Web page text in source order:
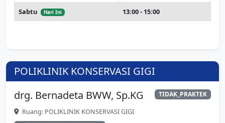
Sabtu Hari Ini 13:00 - 15:00
POLIKLINIK KONSERVASI GIGI
drg. Bernadeta BWW, Sp.KG
TIDAK_PRAKTEK
Ruang: POLIKLINIK KONSERVASI GIGI